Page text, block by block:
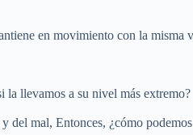
en movimiento con la misma
llevamos a su nivel más extremo?
mal, Entonces, ¿cómo